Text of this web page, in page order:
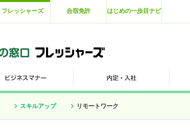
フレッシャーズ 合宿免許 はじめの一歩目ナビ
スキルアップ リモートワーク